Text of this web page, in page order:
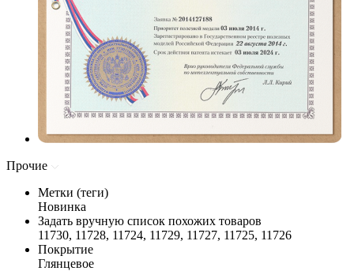
Прочие
Метки (теги)
Новинка
Задать вручную список похожих товаров
11730, 11728, 11724, 11729, 11727, 11725, 11726
Покрытие
Глянцевое